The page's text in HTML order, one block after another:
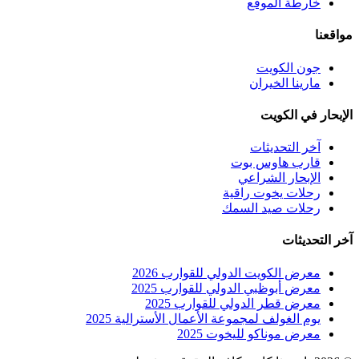
خارطة الموقع
مواقعنا
جون الكويت
مارينا الخيران
الإبحار في الكويت
آخر التحديثات
قارب هاوس بوت
الإبحار الشراعي
رحلات يخوت راقية
رحلات صيد السمك
آخر التحديثات
معرض الكويت الدولي للقوارب 2026
معرض أبوظبي الدولي للقوارب 2025
معرض قطر الدولي للقوارب 2025
يوم الغولف لمجموعة الأعمال الأسترالية 2025
معرض موناكو لليخوت 2025